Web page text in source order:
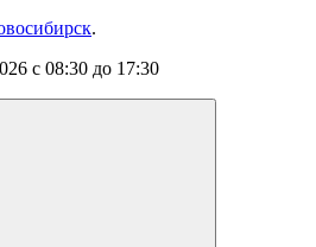
.
с 08:30 до 17:30